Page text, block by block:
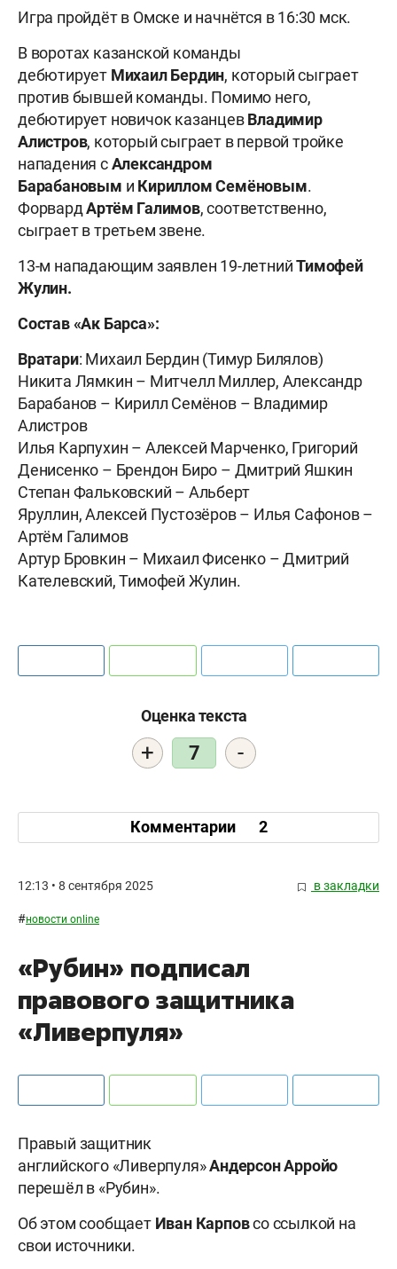
Игра пройдёт в Омске и начнётся в 16:30 мск.
В воротах казанской команды
дебютирует Михаил Бердин, который сыграет
против бывшей команды. Помимо него,
дебютирует новичок казанцевВладимир
Алистров, который сыграет в первой тройке
нападения сАлександром
Барабановым и Кириллом Семёновым.
ФорвардАртём Галимов, соответственно,
сыграет в третьем звене.
13-м нападающим заявлен 19-летнийТимофей
Жулин.
Состав «Ак Барса»:
Вратари: Михаил Бердин (Тимур Билялов)
Никита Лямкин – Митчелл Миллер, Александр
Барабанов – Кирилл Семёнов – Владимир
Алистров
Илья Карпухин – Алексей Марченко, Григорий
Денисенко – Брендон Биро – Дмитрий Яшкин
Степан Фальковский – Альберт
Яруллин, Алексей Пустозёров – Илья Сафонов –
Артём Галимов
Артур Бровкин – Михаил Фисенко – Дмитрий
Кателевский, Тимофей Жулин.
Оценка текста
+ 7 -
Комментарии 2
12:13 • 8 сентября 2025 в закладки
#новости online
«Рубин» подписал
правового защитника
«Ливерпуля»
Правый защитник
английского «Ливерпуля»Андерсон Арройо
перешёл в «Рубин».
Об этом сообщает Иван Карповсо ссылкой на
свои источники.